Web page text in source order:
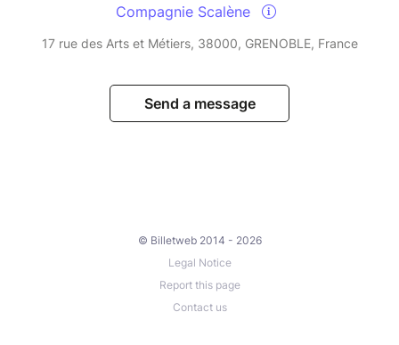
Compagnie Scalène
17 rue des Arts et Métiers, 38000, GRENOBLE, France
Send a message
© Billetweb 2014 - 2026
Legal Notice
Report this page
Contact us